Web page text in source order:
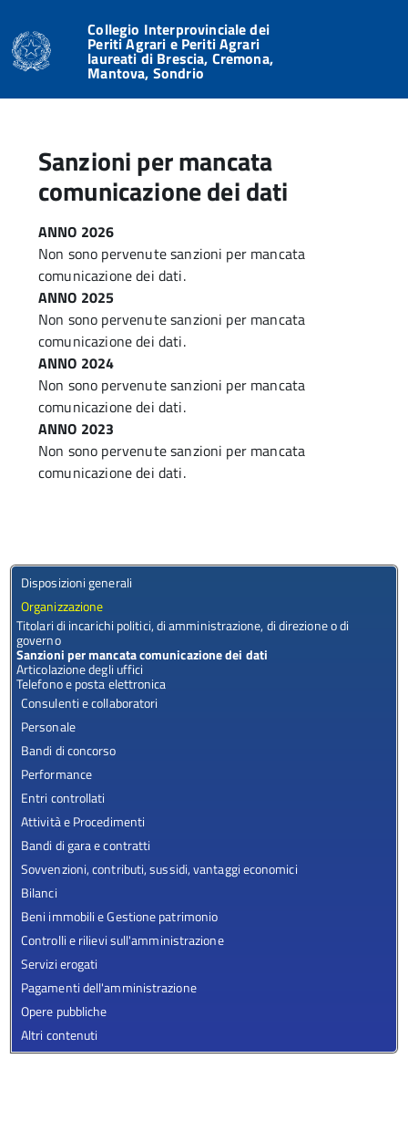
Collegio Interprovinciale dei
Periti Agrari e Periti Agrari
laureati di Brescia, Cremona,
Mantova, Sondrio
Sanzioni per mancata
comunicazione dei dati
ANNO 2026
Non sono pervenute sanzioni per mancata
comunicazione dei dati.
ANNO 2025
Non sono pervenute sanzioni per mancata
comunicazione dei dati.
ANNO 2024
Non sono pervenute sanzioni per mancata
comunicazione dei dati.
ANNO 2023
Non sono pervenute sanzioni per mancata
comunicazione dei dati.
Disposizioni generali
Organizzazione
Titolari di incarichi politici, di amministrazione, di direzione o di
governo
Sanzioni per mancata comunicazione dei dati
Articolazione degli uffici
Telefono e posta elettronica
Consulenti e collaboratori
Personale
Bandi di concorso
Performance
Entri controllati
Attività e Procedimenti
Bandi di gara e contratti
Sovvenzioni, contributi, sussidi, vantaggi economici
Bilanci
Beni immobili e Gestione patrimonio
Controlli e rilievi sull'amministrazione
Servizi erogati
Pagamenti dell'amministrazione
Opere pubbliche
Altri contenuti